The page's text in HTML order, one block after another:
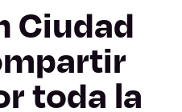
Ciudad
toda la